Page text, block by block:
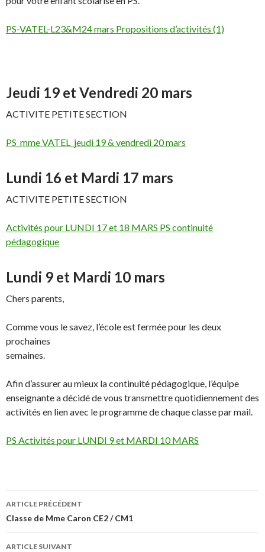
PS-VATEL-L23&M24 mars Propositions d’activités (1)
Jeudi 19 et Vendredi 20 mars
ACTIVITE PETITE SECTION
PS_mme VATEL_jeudi 19 & vendredi 20 mars
Lundi 16 et Mardi 17 mars
ACTIVITE PETITE SECTION
Activités pour LUNDI 17 et 18 MARS PS continuité
pédagogique
Lundi 9 et Mardi 10 mars
Chers parents,
Comme vous le savez, l’école est fermée pour les deux
prochaines
semaines.
Afin d’assurer au mieux la continuité pédagogique, l’équipe
enseignante a décidé de vous transmettre quotidiennement des
activités en lien avec le programme de chaque classe par mail.
PS Activités pour LUNDI 9 et MARDI 10 MARS
Navigation
des
articles
ARTICLE PRÉCÉDENT
Classe de Mme Caron CE2 / CM1
ARTICLE SUIVANT